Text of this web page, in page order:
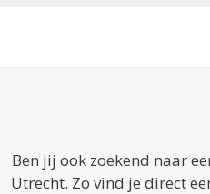
Ben jij ook zoekend naar
Utrecht. Zo vind je direct